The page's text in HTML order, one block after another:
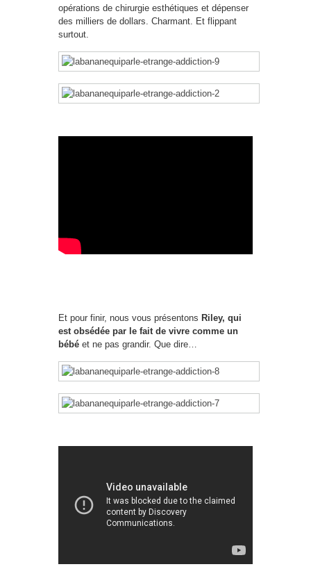
opérations de chirurgie esthétiques et dépenser
des milliers de dollars. Charmant. Et flippant
surtout.
Et pour finir, nous vous présentons Riley, qui
est obsédée par le fait de vivre comme un
bébé et ne pas grandir. Que dire…